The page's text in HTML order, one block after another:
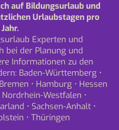
auf Bildungsurlaub und
Urlaubstagen pro
Jahr.
Experten und
bei der Planung und
Informationen zu den
Baden-Württemberg•
Bremen • Hamburg • Hessen
Nordrhein-Westfalen •
• Sachsen-Anhalt •
• Thüringen